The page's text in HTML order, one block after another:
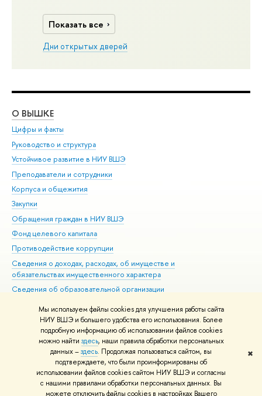
Мы используем файлы cookies для улучшения работы сайта
НИУ ВШЭ и большего удобства его использования. Более
подробную информацию об использовании файлов cookies
можно найти здесь, наши правила обработки персональных
данных –здесь. Продолжая пользоваться сайтом, вы
подтверждаете, что были проинформированы об
использовании файлов cookies сайтом НИУ ВШЭ и согласны
с нашими правилами обработки персональных данных. Вы
можете отключить файлы cookies в настройках Вашего
✖
Показать все
Дни открытых дверей
О ВЫШКЕ
Цифры и факты
Руководство и структура
Устойчивое развитие в НИУ ВШЭ
Преподаватели и сотрудники
Корпуса и общежития
Закупки
Обращения граждан в НИУ ВШЭ
Фонд целевого капитала
Противодействие коррупции
Сведения о доходах, расходах, об имуществе и
обязательствах имущественного характера
Сведения об образовательной организации
Людям с ограниченными возможностями здоровья
Единая платежная страница
Работа в Вышке
© НИУ ВШЭ 1993–2026 Адреса и контакты Условия использования
материалов Политика конфиденциальности Карта сайта